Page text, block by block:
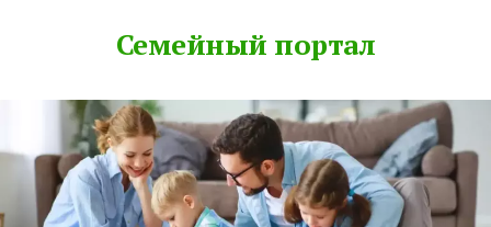
Семейный портал